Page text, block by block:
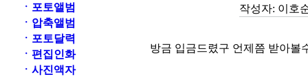
ㆍ 포토앨범
ㆍ 압축앨범
ㆍ 포토달력
ㆍ 편집인화
ㆍ 사진액자
작성자: 이호
방금 입금드렸구 언제쯤 받아볼